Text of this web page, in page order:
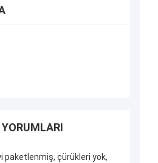
paketlenmiş, çürükleri yok,